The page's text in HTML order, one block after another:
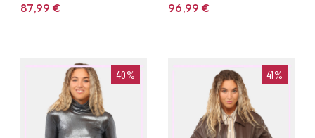
87,99€
96,99€
40% 41%